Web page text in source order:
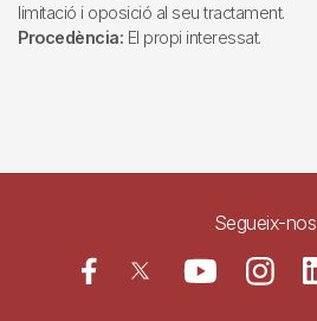
limitació i oposició al seu tractament.
Procedència: El propi interessat.
Segueix-nos